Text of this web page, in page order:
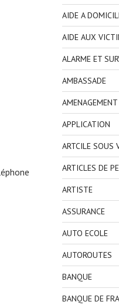
AIDE A
AIDE AUX
ALARME ET
AMBASSADE
APPLICATION
ARTCILE SOUS
ARTICLES DE
ARTISTE
ASSURANCE
AUTO ECOLE
AUTOROUTES
BANQUE
BANQUE DE